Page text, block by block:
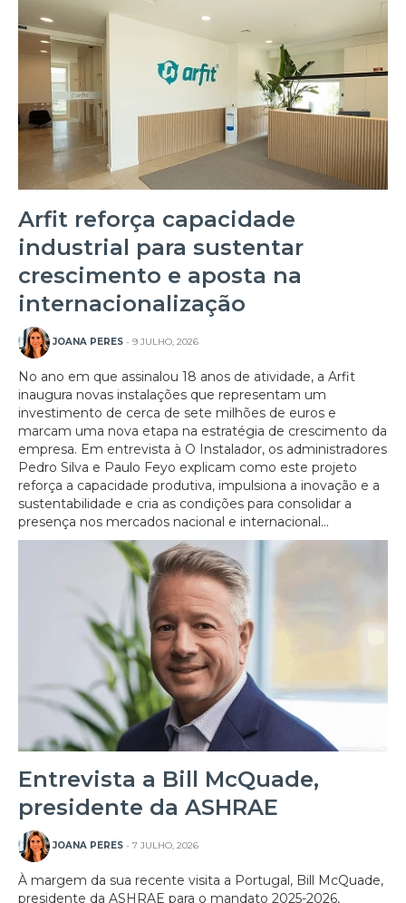
Arfit reforça capacidade
industrial para sustentar
crescimento e aposta na
internacionalização
JOANA PERES - 9 JULHO, 2026
No ano em que assinalou 18 anos de atividade, a Arfit
inaugura novas instalações que representam um
investimento de cerca de sete milhões de euros e
marcam uma nova etapa na estratégia de crescimento da
empresa. Em entrevista à O Instalador, os administradores
Pedro Silva e Paulo Feyo explicam como este projeto
reforça a capacidade produtiva, impulsiona a inovação e a
sustentabilidade e cria as condições para consolidar a
presença nos mercados nacional e internacional...
Entrevista a Bill McQuade,
presidente da ASHRAE
JOANA PERES - 7 JULHO, 2026
À margem da sua recente visita a Portugal, Bill McQuade,
presidente da ASHRAE para o mandato 2025-2026,